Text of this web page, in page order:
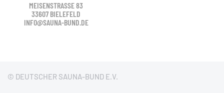
MEISENSTRASSE 83
33607 BIELEFELD
INFO@SAUNA-BUND.DE
© DEUTSCHER SAUNA-BUND E.V.